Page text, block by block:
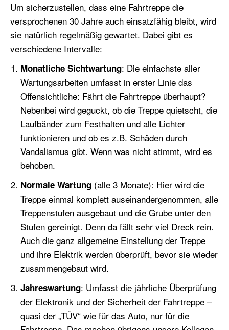
Um sicherzustellen, dass eine Fahrtreppe die
versprochenen 30 Jahre auch einsatzfähig bleibt, wird
sie natürlich regelmäßig gewartet. Dabei gibt es
verschiedene Intervalle:
Monatliche Sichtwartung: Die einfachste aller
Wartungsarbeiten umfasst in erster Linie das
Offensichtliche: Fährt die Fahrtreppe überhaupt?
Nebenbei wird geguckt, ob die Treppe quietscht, die
Laufbänder zum Festhalten und alle Lichter
funktionieren und ob es z.B. Schäden durch
Vandalismus gibt. Wenn was nicht stimmt, wird es
behoben.
Normale Wartung (alle 3 Monate): Hier wird die
Treppe einmal komplett auseinandergenommen, alle
Treppenstufen ausgebaut und die Grube unter den
Stufen gereinigt. Denn da fällt sehr viel Dreck rein.
Auch die ganz allgemeine Einstellung der Treppe
und ihre Elektrik werden überprüft, bevor sie wieder
zusammengebaut wird.
Jahreswartung: Umfasst die jährliche Überprüfung
der Elektronik und der Sicherheit der Fahrtreppe –
quasi der „TÜV“ wie für das Auto, nur für die